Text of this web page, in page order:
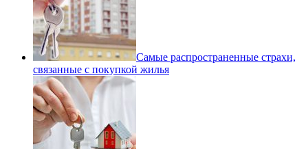
Самые распространенные страхи,
связанные с покупкой жилья